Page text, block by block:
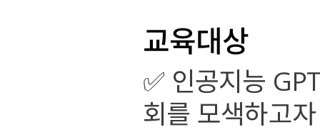
교육대상
✅ 인공지능
회를 모색하고